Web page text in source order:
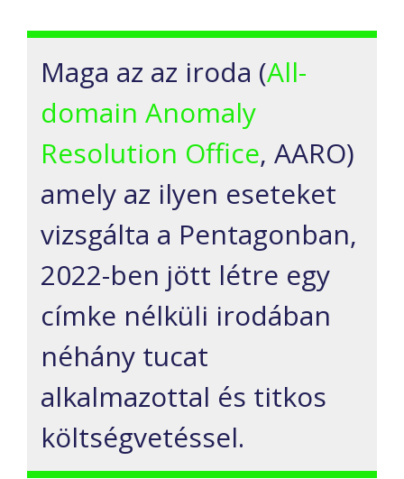
Maga az az iroda (All-
domain Anomaly
Resolution Office, AARO)
amely az ilyen eseteket
vizsgálta a Pentagonban,
2022-ben jött létre egy
címke nélküli irodában
néhány tucat
alkalmazottal és titkos
költségvetéssel.